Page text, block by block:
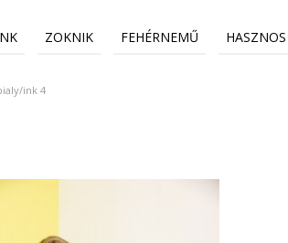
ZOKNIK FEHÉRNEMŰ HASZNOS
ink 4